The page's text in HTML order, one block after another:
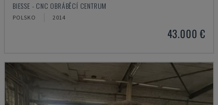
BIESSE - CNC OBRÁBĚCÍ CENTRUM
POLSKO 2014
43.000 €